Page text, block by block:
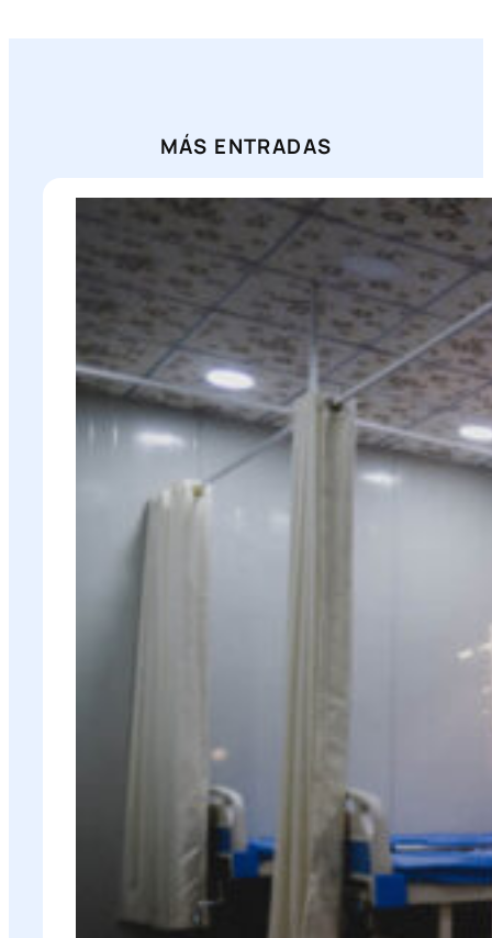
MÁS ENTRADAS